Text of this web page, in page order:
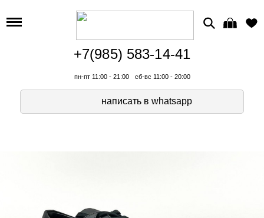
+7(985) 583-14-41
пн-пт 11:00 - 21:00 сб-вс 11:00 - 20:00
написать в whatsapp